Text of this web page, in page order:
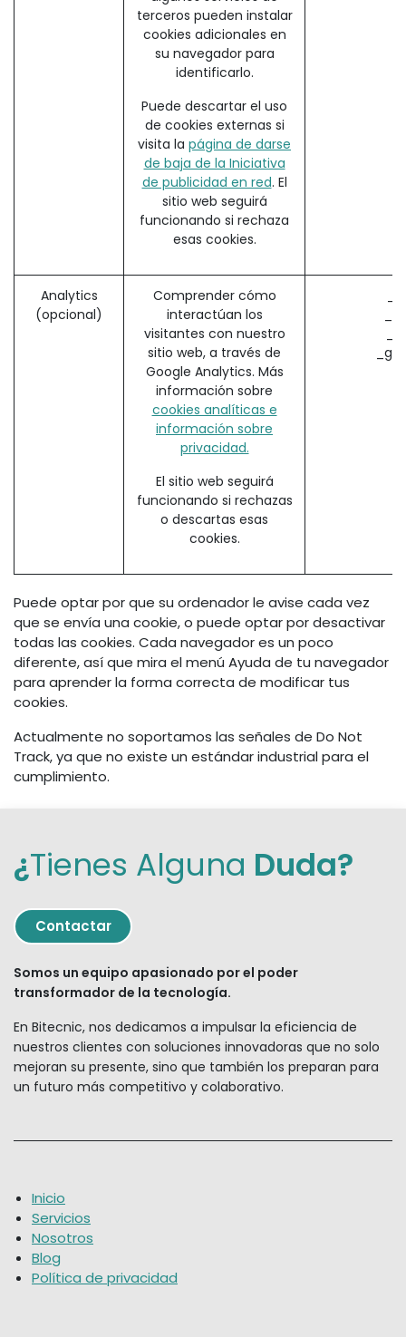
terceros pueden instalar
cookies adicionales en
su navegador para
identificarlo.
Puede descartar el uso
de cookies externas si
visita la página de darse
de baja de la Iniciativa
de publicidad en red. El
sitio web seguirá
funcionando si rechaza
esas cookies.
Analytics
(opcional)
Comprender cómo
interactúan los
visitantes con nuestro
sitio web, a través de
Google Analytics. Más
información sobre
cookies analíticas e
información sobre
privacidad.
El sitio web seguirá
funcionando si rechazas
o descartas esas
cookies.
Puede optar por que su ordenador le avise cada vez
que se envía una cookie, o puede optar por desactivar
todas las cookies. Cada navegador es un poco
diferente, así que mira el menú Ayuda de tu navegador
para aprender la forma correcta de modificar tus
cookies.
Actualmente no soportamos las señales de Do Not
Track, ya que no existe un estándar industrial para el
cumplimiento.
¿Tienes Alguna Duda?
Contactar
Somos un equipo apasionado por el poder
transformador de la tecnología.
En Bitecnic, nos dedicamos a impulsar la eficiencia de
nuestros clientes con soluciones innovadoras que no solo
mejoran su presente, sino que también los preparan para
un futuro más competitivo y colaborativo.
Inicio
Servicios
Nosotros
Blog
Política de privacidad